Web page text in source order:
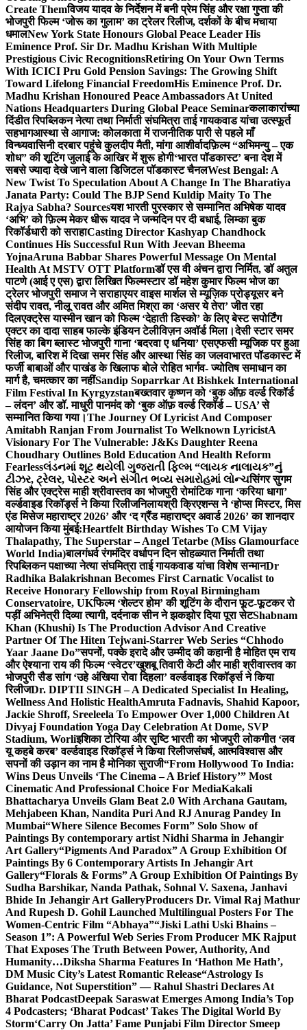
Create Themविजय यादव के निर्देशन में बनी प्रेम सिंह और रक्षा गुप्ता की
भोजपुरी फिल्म ‘जोरू का गुलाम’ का ट्रेलर रिलीज, दर्शकों के बीच मचाया
धमालNew York State Honours Global Peace Leader His
Eminence Prof. Sir Dr. Madhu Krishan With Multiple
Prestigious Civic RecognitionsRetiring On Your Own Terms
With ICICI Pru Gold Pension Savings: The Growing Shift
Toward Lifelong Financial FreedomHis Eminence Prof. Dr.
Madhu Krishan Honoured Peace Ambassadors At United
Nations Headquarters During Global Peace Seminarकलाकारांच्या
दिंडीत रिपब्लिकन नेत्या तथा निर्माती संघमित्रा ताई गायकवाड यांचा उत्स्फूर्त
सहभागआस्था से आगाज: कोलकाता में राजनीतिक पारी से पहले माँ
विन्ध्यवासिनी दरबार पहुंचे कुलदीप मैती, मांगा आशीर्वादफ़िल्म “अभिमन्यु – एक
शोध” की शूटिंग जुलाई के आखिर में शुरू होगी‘भारत पॉडकास्ट’ बना देश में
सबसे ज्यादा देखे जाने वाला डिजिटल पॉडकास्ट चैनलWest Bengal: A
New Twist To Speculation About A Change In The Bharatiya
Janata Party: Could The BJP Send Kuldip Maity To The
Rajya Sabha? Sourcesयश भारती पुरस्कार से सम्मानित अभिषेक यादव
‘अभि’ को फ़िल्म मेकर धीरू यादव ने जन्मदिन पर दी बधाई, लिम्का बुक
रिकॉर्डधारी को सराहाCasting Director Kashyap Chandhock
Continues His Successful Run With Jeevan Bheema
YojnaAruna Babbar Shares Powerful Message On Mental
Health At MSTV OTT Platformडॉ एस वी अंचन द्वारा निर्मित, डॉ अतुल
पाटणे (आई ए एस) द्वारा लिखित फिल्मस्टार डॉ महेश कुमार फिल्म भोज का
ट्रेलर भोजपुरी समाज ने सराहाएयर वाइस मार्शल से म्यूज़िक प्रोड्यूसर बने
संदीप रावत, नीलू रावत और अमित मिश्रा का ‘असर ये तेरा’ जीत रहा
दिलएक्ट्रेस यास्मीन खान को फिल्म ‘देहाती डिस्को’ के लिए बेस्ट सपोर्टिंग
एक्टर का दादा साहब फाल्के इंडियन टेलीविज़न अवॉर्ड मिला।देसी स्टार समर
सिंह का बिग ब्लास्ट भोजपुरी गाना ‘बदरवा ए धनिया’ एसएफसी म्यूजिक पर हुआ
रिलीज, बारिश में दिखा समर सिंह और आस्था सिंह का जलवाभारत पॉडकास्ट में
फर्जी बाबाओं और पाखंड के खिलाफ बोले रोहित भार्गव- ज्योतिष समाधान का
मार्ग है, चमत्कार का नहींSandip Soparrkar At Bishkek International
Film Festival In Kyrgyzstanबख्तवार कृष्णन को ‘बुक ऑफ़ वर्ल्ड रिकॉर्ड
– लंदन’ और डॉ. माधुरी पानमंद को ‘बुक ऑफ़ वर्ल्ड रिकॉर्ड – USA’ से
सम्मानित किया गया।The Journey Of Lyricist And Composer
Amitabh Ranjan From Journalist To Welknown LyricistA
Visionary For The Vulnerable: J&Ks Daughter Reena
Choudhary Outlines Bold Education And Health Reform
Fearlessલંડનમાં શૂટ થયેલી ગુજરાતી ફિલ્મ “લાયક નાલાયક”નું
ટીઝર, ટ્રેલર, પોસ્ટર અને સંગીત ભવ્ય સમારોહમાં લોન્ચसिंगर सुगम
सिंह और एक्ट्रेस माही श्रीवास्तव का भोजपुरी रोमांटिक गाना ‘करिया धागा’
वर्ल्डवाइड रिकॉर्ड्स ने किया रिलीजनिलायश्री क्रिएशन्स ने ‘होप्स मिस्टर, मिस
एंड मिसेज महाराष्ट्र 2026’ और ‘द ग्रैंड महाराष्ट्र अवार्ड 2026’ का शानदार
आयोजन किया मुंबई:Heartfelt Birthday Wishes To CM Vijay
Thalapathy, The Superstar – Angel Tetarbe (Miss Glamourface
World India)बालगंधर्व रंगमंदिर वर्धापन दिन सोहळ्यात निर्माती तथा
रिपब्लिकन पक्षाच्या नेत्या संघमित्रा ताई गायकवाड यांचा विशेष सन्मानDr
Radhika Balakrishnan Becomes First Carnatic Vocalist to
Receive Honorary Fellowship from Royal Birmingham
Conservatoire, UKफिल्म ‘शेल्टर होम’ की शूटिंग के दौरान फूट-फूटकर रो
पड़ीं अभिनेत्री दिव्या त्यागी, दर्दनाक सीन ने झकझोर दिया पूरा सेटShabnam
Khan (Khushi) Is The Production Advisor And Creative
Partner Of The Hiten Tejwani-Starrer Web Series “Chhodo
Yaar Jaane Do”सपनों, पक्के इरादे और उम्मीद की कहानी है मोहित एम राय
और ऐश्याना राय की फिल्म ‘स्वेटर’खुशबू तिवारी केटी और माही श्रीवास्तव का
भोजपुरी सैड सांग ‘उहे अंखिया रोवा दिहला’ वर्ल्डवाइड रिकॉर्ड्स ने किया
रिलीजDr. DIPTII SINGH – A Dedicated Specialist In Healing,
Wellness And Holistic HealthAmruta Fadnavis, Shahid Kapoor,
Jackie Shroff, Sreeleela To Empower Over 1,000 Children At
Divyaj Foundation Yoga Day Celebration At Dome, SVP
Stadium, Worliइशिका टोरिया और सृष्टि भारती का भोजपुरी लोकगीत ‘लव
यू कहबे करब’ वर्ल्डवाइड रिकॉर्ड्स ने किया रिलीजसंघर्ष, आत्मविश्वास और
सपनों की उड़ान का नाम है मोनिका सुराजी“From Hollywood To India:
Wins Deus Unveils ‘The Cinema – A Brief History’” Most
Cinematic And Professional Choice For MediaKakali
Bhattacharya Unveils Glam Beat 2.0 With Archana Gautam,
Mehjabeen Khan, Nandita Puri And RJ Anurag Pandey In
Mumbai“Where Silence Becomes Form” Solo Show of
Paintings By contemporary artist Nidhi Sharma in Jehangir
Art Gallery“Pigments And Paradox” A Group Exhibition Of
Paintings By 6 Contemporary Artists In Jehangir Art
Gallery“Florals & Forms” A Group Exhibition Of Paintings By
Sudha Barshikar, Nanda Pathak, Sohnal V. Saxena, Janhavi
Bhide In Jehangir Art GalleryProducers Dr. Vimal Raj Mathur
And Rupesh D. Gohil Launched Multilingual Posters For The
Women-Centric Film “Abhaya”“Jiski Lathi Uski Bhains –
Season 1”: A Powerful Web Series From Producer MK Rajput
That Exposes The Truth Between Power, Authority, And
Humanity…Diksha Sharma Features In ‘Hathon Me Hath’,
DM Music City’s Latest Romantic Release“Astrology Is
Guidance, Not Superstition” — Rahul Shastri Declares At
Bharat PodcastDeepak Saraswat Emerges Among India’s Top
4 Podcasters; ‘Bharat Podcast’ Takes The Digital World By
Storm‘Carry On Jatta’ Fame Punjabi Film Director Smeep